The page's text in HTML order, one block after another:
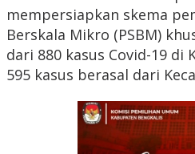
k
B
a
k
l
mempersiapkan skema
Berskala Mikro (PSBM)
dari 880 kasus Covid-19 di
595 kasus berasal dari